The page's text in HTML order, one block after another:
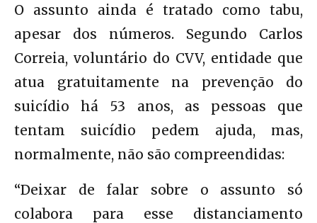
O assunto ainda é tratado como tabu,
apesar dos números. Segundo Carlos
Correia, voluntário do CVV, entidade que
atua gratuitamente na prevenção do
suicídio há 53 anos, as pessoas que
tentam suicídio pedem ajuda, mas,
normalmente, não são compreendidas:
“Deixar de falar sobre o assunto só
colabora para esse distanciamento